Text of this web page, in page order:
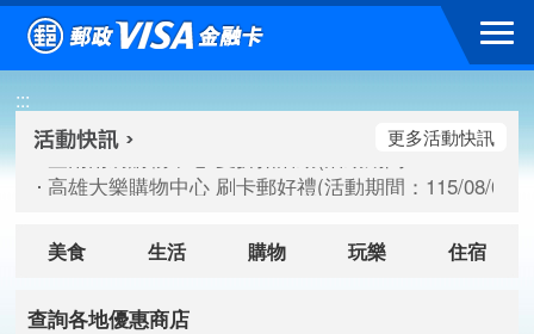
跳到主要內容區塊
:::
臺南南紡購物中心 夏折扣活動(活動期間：115/08/10-
新竹遠東巨城購物中心 2026巨城年中慶夏日BIG好刷(
臺南南紡購物中心 夏折扣活動(活動期間：115/08/10-
高雄大樂購物中心 刷卡郵好禮(活動期間：115/08/07-
更多活動快訊
美食 生活 購物 玩樂 住宿
查詢各地優惠商店